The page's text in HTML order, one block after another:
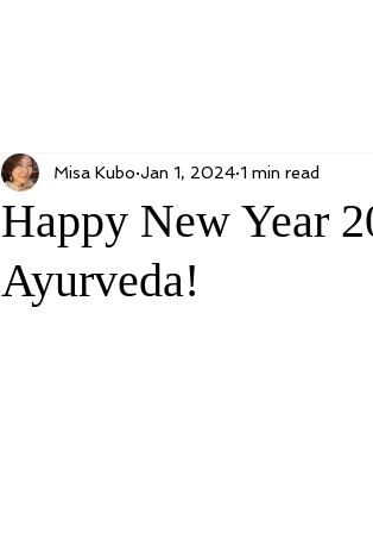
Happy New Year
Ayurveda!
Misa Kubo Jan 1, 2024 1 min read